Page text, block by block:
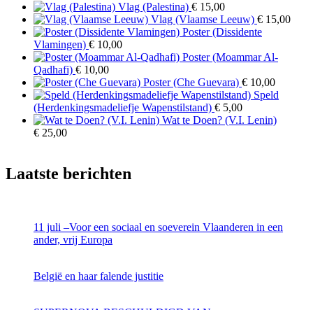
€ 20,00.€
Vlag (Palestina) € 15,00
Vlag (Vlaamse Leeuw) € 15,00
Poster (Dissidente
Vlamingen) € 10,00
Poster (Moammar Al-
Qadhafi) € 10,00
Poster (Che Guevara) € 10,00
Speld
(Herdenkingsmadeliefje Wapenstilstand) € 5,00
Wat te Doen? (V.I. Lenin)
€ 25,00
Laatste berichten
11 juli –Voor een sociaal en soeverein Vlaanderen in een
ander, vrij Europa
België en haar falende justitie